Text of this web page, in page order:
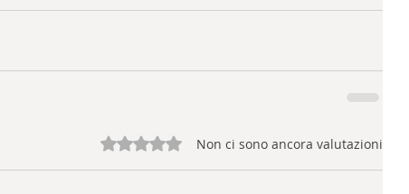
Valutazione 0 stelle su 5.Non ci sono ancora valutazioni